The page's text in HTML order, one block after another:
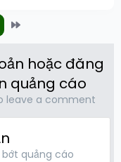
hoặc đăng
quảng cáo
leave a comment
quảng cáo